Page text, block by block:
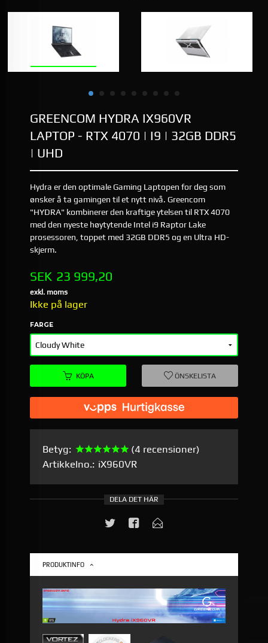
GREENCOM HYDRA IX960VR
LAPTOP - RTX 4070 | I9 | 32GB DDR5
| UHD
Hydra er den optimale Gaming Laptopen for deg som
ønsker å ta gamingen til et nytt nivå. Greencom
"HYDRA" kombinerer den kraftige ytelsen til RTX 4070
med den nyeste høytytende Intel i9 Raptor Lake
prosessoren, toppet med 32GB DDR5 og en Ultra HD-
skjerm.
Pris
SEK 23 999,20
exkl. moms
Ikke på lager
FARGE
KÖPA ÖNSKELISTA
Betyg:
(4 recensioner)
Artikkelno.: iX960VR
DELA DET HÄR
PRODUKTINFO